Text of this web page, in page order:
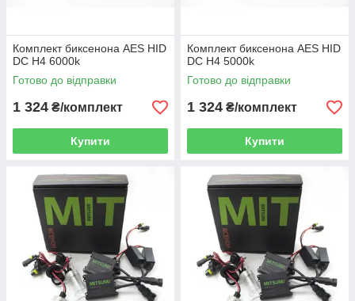
Комплект биксенона AES HID
DC H4 6000k
Готово до відправки
1 324 ₴/комплект
Купити
Комплект биксенона AES HID
DC H4 5000k
Готово до відправки
1 324 ₴/комплект
Купити